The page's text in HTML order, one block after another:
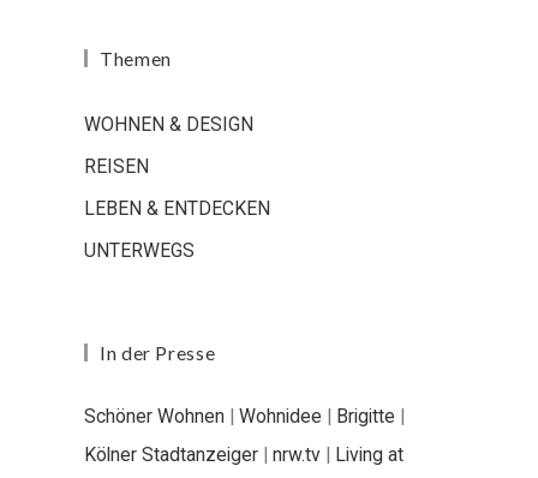
Themen
WOHNEN & DESIGN
REISEN
LEBEN & ENTDECKEN
UNTERWEGS
In der Presse
Schöner Wohnen | Wohnidee | Brigitte |
Kölner Stadtanzeiger | nrw.tv | Living at